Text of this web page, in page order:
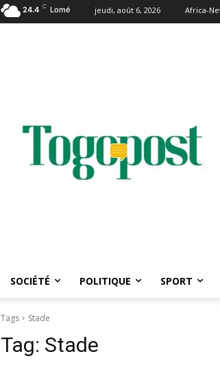
24.4 C Lomé jeudi, août 6, 2026 Africa-
SOCIÉTÉ POLITIQUE SPORT
Tags Stade
Tag: Stade